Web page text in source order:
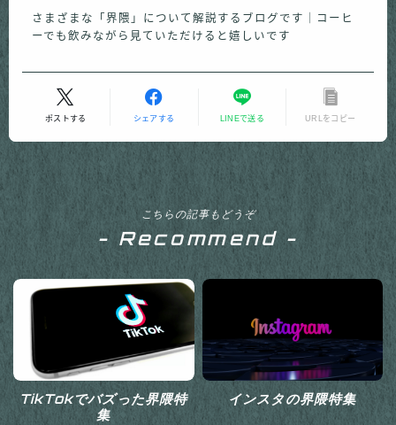
さまざまな「界隈」について解説するブログです｜コーヒ
ーでも飲みながら見ていただけると嬉しいです
ポストする シェアする LINEで送る URLをコピー
こちらの記事もどうぞ
- Recommend -
TikTokでバズった界隈特
集
インスタの界隈特集